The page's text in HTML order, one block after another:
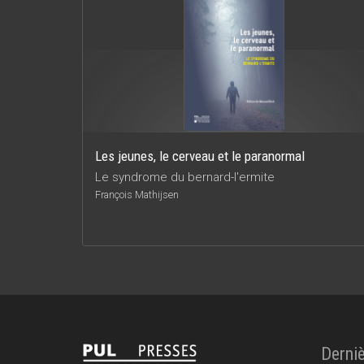
Les jeunes, le cerveau et le paranormal
Le syndrome du bernard-l'ermite
François Mathijsen